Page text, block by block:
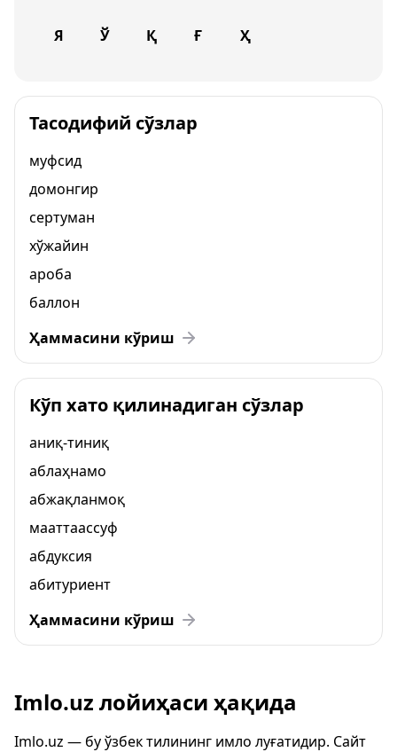
Я Ў Қ Ғ Ҳ
Тасодифий сўзлар
муфсид
домонгир
сертуман
хўжайин
ароба
баллон
Ҳаммасини кўриш
Кўп хато қилинадиган сўзлар
аниқ-тиниқ
аблаҳнамо
абжақланмоқ
мааттаассуф
абдуксия
абитуриент
Ҳаммасини кўриш
Imlo.uz лойиҳаси ҳақида
Imlo.uz — бу ўзбек тилининг имло луғатидир. Сайт